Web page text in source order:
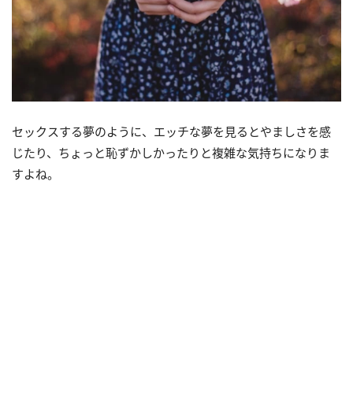
セックスする夢のように、エッチな夢を見るとやましさを感
じたり、ちょっと恥ずかしかったりと複雑な気持ちになりま
すよね。